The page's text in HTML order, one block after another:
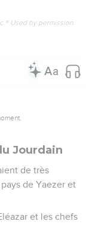
Used by permission.
Jourdain
de très
de Yaezer et
et les chefs